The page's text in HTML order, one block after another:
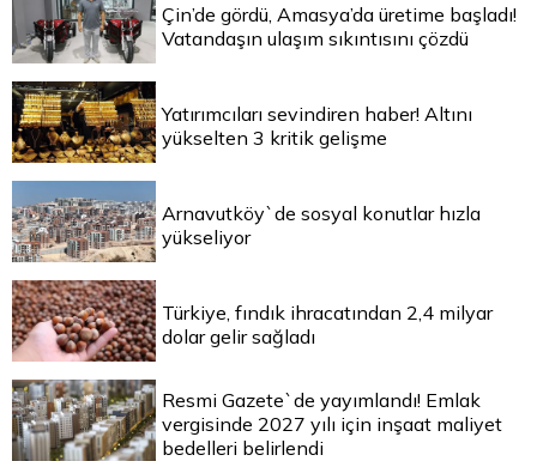
Çin’de gördü, Amasya’da üretime başladı!
Vatandaşın ulaşım sıkıntısını çözdü
Yatırımcıları sevindiren haber! Altını
yükselten 3 kritik gelişme
Arnavutköy`de sosyal konutlar hızla
yükseliyor
Türkiye, fındık ihracatından 2,4 milyar
dolar gelir sağladı
Resmi Gazete`de yayımlandı! Emlak
vergisinde 2027 yılı için inşaat maliyet
bedelleri belirlendi